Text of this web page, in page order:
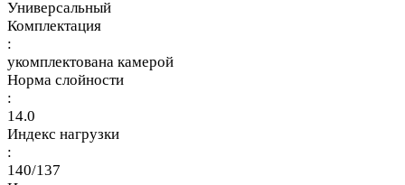
Универсальный
Комплектация
:
укомплектована камерой
Норма слойности
:
14.0
Индекс нагрузки
:
140/137